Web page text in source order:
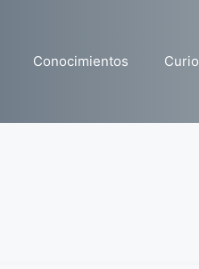
Conocimientos